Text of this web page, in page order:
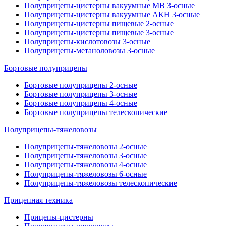
Полуприцепы-цистерны вакуумные МВ 3-осные
Полуприцепы-цистерны вакуумные АКН 3-осные
Полуприцепы-цистерны пищевые 2-осные
Полуприцепы-цистерны пищевые 3-осные
Полуприцепы-кислотовозы 3-осные
Полуприцепы-метаноловозы 3-осные
Бортовые полуприцепы
Бортовые полуприцепы 2-осные
Бортовые полуприцепы 3-осные
Бортовые полуприцепы 4-осные
Бортовые полуприцепы телескопические
Полуприцепы-тяжеловозы
Полуприцепы-тяжеловозы 2-осные
Полуприцепы-тяжеловозы 3-осные
Полуприцепы-тяжеловозы 4-осные
Полуприцепы-тяжеловозы 6-осные
Полуприцепы-тяжеловозы телескопические
Прицепная техника
Прицепы-цистерны